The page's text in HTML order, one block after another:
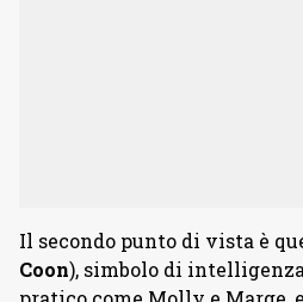
Il secondo punto di vista è
Coon), simbolo di